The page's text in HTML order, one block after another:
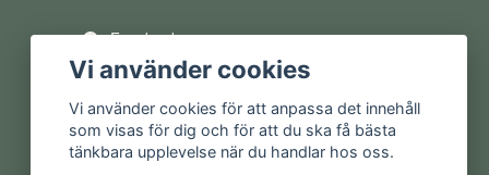
Facebook
Instagram
Vi använder cookies
Vi använder cookies för att anpassa det innehåll
som visas för dig och för att du ska få bästa
tänkbara upplevelse när du handlar hos oss.